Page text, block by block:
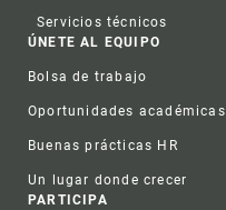
Servicios técnicos
ÚNETE AL EQUIPO
Bolsa de trabajo
Oportunidades académicas
Buenas prácticas HR
Un lugar donde crecer
PARTICIPA